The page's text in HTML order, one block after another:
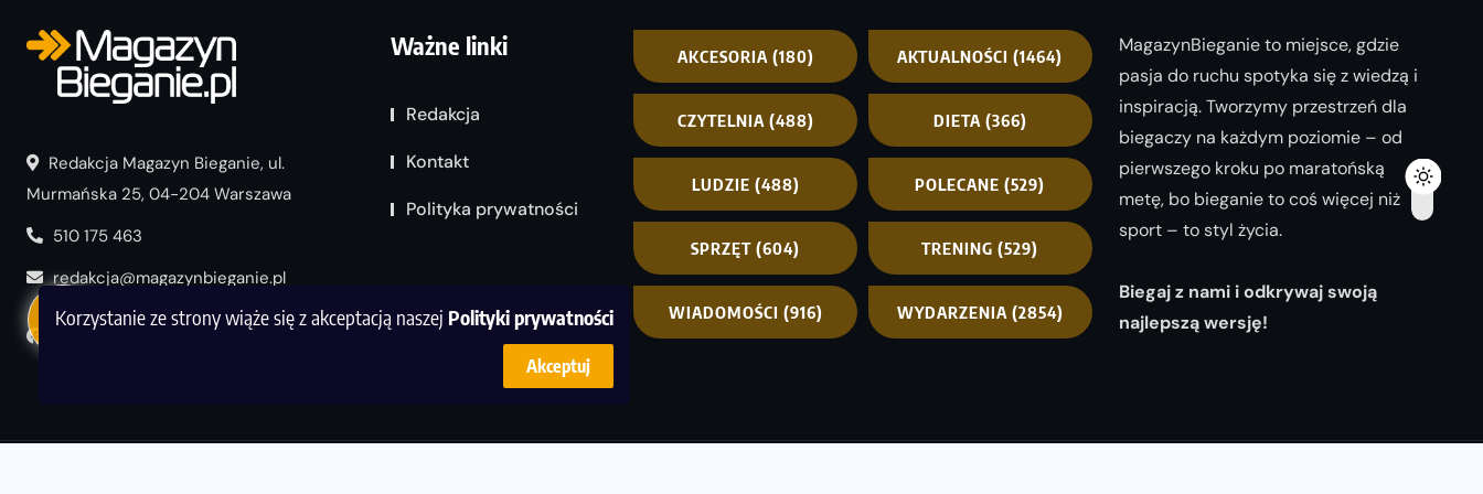
Korzystanie ze strony wiąże się z akceptacją naszej Polityki prywatności
Akceptuj
Redakcja Magazyn Bieganie, ul.
Murmańska 25, 04-204 Warszawa
510 175 463
redakcja@magazynbieganie.pl
Ważne linki
Redakcja
Kontakt
Polityka prywatności
AKCESORIA (180) AKTUALNOŚCI (1464)
CZYTELNIA (488) DIETA (366)
LUDZIE (488) POLECANE (529)
SPRZĘT (604) TRENING (529)
WIADOMOŚCI (916) WYDARZENIA (2854)
MagazynBieganie to miejsce, gdzie
pasja do ruchu spotyka się z wiedzą i
inspiracją. Tworzymy przestrzeń dla
biegaczy na każdym poziomie – od
pierwszego kroku po maratońską
metę, bo bieganie to coś więcej niż
sport – to styl życia.
Biegaj z nami i odkrywaj swoją
najlepszą wersję!